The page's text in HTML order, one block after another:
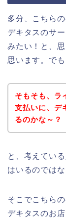
多分、こちら
デキタスのサ
みたい！と、
思います。でも
そもそも、ラ
支払いに、デ
るのかな～？
と、考えてい
はいるのでは
そこでこちら
デキタスのお